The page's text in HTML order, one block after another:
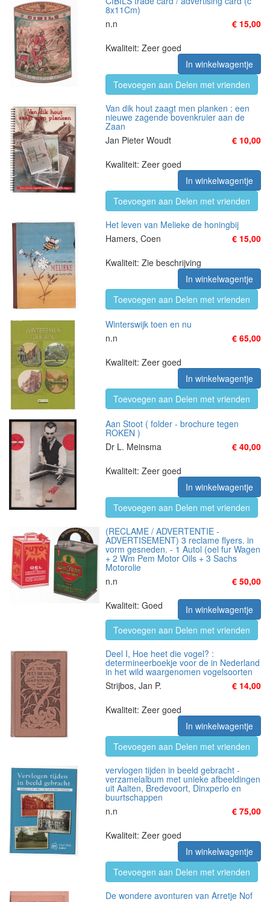
8x11Cm)
n.n
€ 15,00
Kwaliteit: Zeer goed
In winkelwagentje
Toevoegen aan Delen met vrienden
Van dik hout zaagt men planken : een
nieuwe zagende bovenkruier aan de
Zaan
Jan Pieter Woudt
€ 10,00
Kwaliteit: Zeer goed
In winkelwagentje
Toevoegen aan Delen met vrienden
Het leven van Melieke de honingbij
Hamers, Coen
€ 15,00
Kwaliteit: Zie beschrijving
In winkelwagentje
Toevoegen aan Delen met vrienden
Winterswijk toen en nu
n.n
€ 65,00
Kwaliteit: Zeer goed
In winkelwagentje
Toevoegen aan Delen met vrienden
Aan Stoot ( folder - brochure tegen
ROKEN )
Dr L. Meinsma
€ 40,00
Kwaliteit: Zeer goed
In winkelwagentje
Toevoegen aan Delen met vrienden
(RECLAME / ADVERTENTIE -
ADVERTISEMENT) 3 reclame flyers. in
vorm gesneden. - 1 Autol (oel fur Wagen
+ 2 Wm Pem Motor Oils + 3 Sachs
Motorolie
n.n
€ 50,00
Kwaliteit: Goed
In winkelwagentje
Toevoegen aan Delen met vrienden
Deel I, Hoe heet die vogel? :
determineerboekje voor de in Nederland
in het wild waargenomen vogelsoorten
Strijbos, Jan P.
€ 14,00
Kwaliteit: Zeer goed
In winkelwagentje
Toevoegen aan Delen met vrienden
vervlogen tijden in beeld gebracht -
verzamelalbum met unieke afbeeldingen
uit Aalten, Bredevoort, Dinxperlo en
buurtschappen
n.n
€ 75,00
Kwaliteit: Zeer goed
In winkelwagentje
Toevoegen aan Delen met vrienden
De wondere avonturen van Arretje Nof